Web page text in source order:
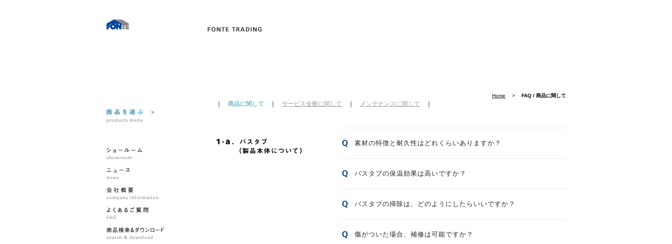
Home > FAQ / 商品に関して
商品に関して サービス全般に関して メンテナンスに関して
素材の特徴と耐久性はどれくらいありますか？
バスタブの保温効果は高いですか？
バスタブの掃除は、どのようにしたらいいですか？
傷がついた場合、補修は可能ですか？